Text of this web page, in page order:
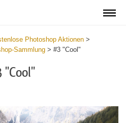
Photoshop Aktionen >
Sammlung > #3 "Cool"
"Cool"